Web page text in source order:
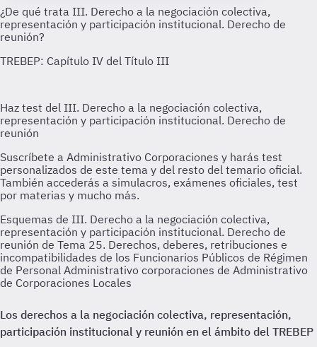
Esquemas de III. Derecho a la negociación colectiva,
representación y participación institucional. Derecho de
reunión de Tema 25. Derechos, deberes, retribuciones e
incompatibilidades de los Funcionarios Públicos de Régimen
de Personal Administrativo corporaciones de Administrativo
de Corporaciones Locales
Los derechos a la negociación colectiva, representación,
participación institucional y reunión en el ámbito del TREBEP